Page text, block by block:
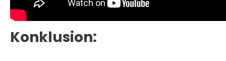
Konklusion: